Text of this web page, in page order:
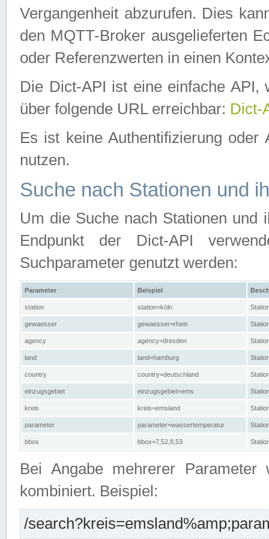
Vergangenheit abzurufen. Dies
den MQTT-Broker ausgelieferten
oder Referenzwerten in einen
Die Dict-API ist eine einfache API,
über folgende URL erreichbar: Dict-
Es ist keine Authentifizierung
nutzen.
Suche nach Stationen und
Um die Suche nach Stationen und
Endpunkt der Dict-API
Suchparameter genutzt werden:
Parameter Beispiel
station station=köln
gewaesser gewaesser=rhein
agency agency=dresden
land land=hamburg
country country=deutschland
einzugsgebiet einzugsgebiet=ems
kreis kreis=emsland
parameter parameter=wassertemperatur
bbox bbox=7,52,8,53
Bei Angabe mehrerer Parameter
kombiniert. Beispiel:
/